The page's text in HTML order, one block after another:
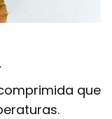
que